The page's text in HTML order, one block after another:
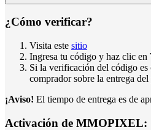
¿Cómo verificar?
Visita este sitio
Ingresa tu código y haz clic en
Si la verificación del código es
comprador sobre la entrega del
¡Aviso! El tiempo de entrega es de
Activación de MMOPIXEL: